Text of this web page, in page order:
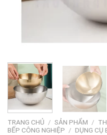
TRANG CHỦ / SẢN PHẨM /
BẾP CÔNG NGHIỆP / DỤNG CỤ